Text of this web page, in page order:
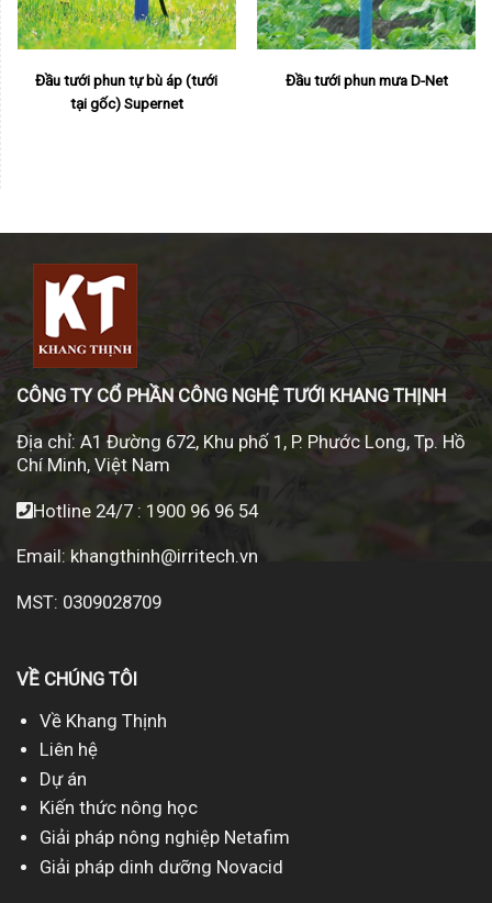
Đầu tưới phun tự bù áp (tưới
tại gốc) Supernet
Đầu tưới phun mưa D-Net
CÔNG TY CỔ PHẦN CÔNG NGHỆ TƯỚI KHANG THỊNH
Địa chỉ: A1 Đường 672, Khu phố 1, P. Phước Long, Tp. Hồ
Chí Minh, Việt Nam
Hotline 24/7 : 1900 96 96 54
Email: khangthinh@irritech.vn
MST: 0309028709
VỀ CHÚNG TÔI
Về Khang Thịnh
Liên hệ
Dự án
Kiến thức nông học
Giải pháp nông nghiệp Netafim
Giải pháp dinh dưỡng Novacid